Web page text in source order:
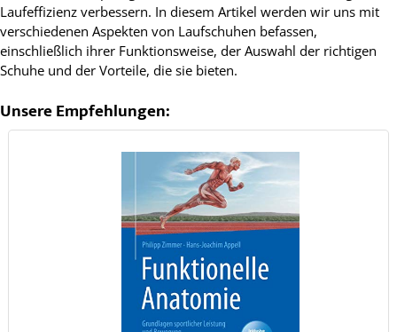
Laufeffizienz verbessern. In diesem Artikel werden wir uns mit
verschiedenen Aspekten von Laufschuhen befassen,
einschließlich ihrer Funktionsweise, der Auswahl der richtigen
Schuhe und der Vorteile, die sie bieten.
Unsere Empfehlungen: